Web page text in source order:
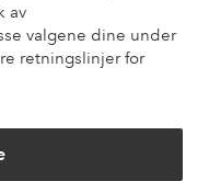
av
valgene dine under
retningslinjer for